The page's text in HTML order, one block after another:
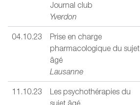
Journal club
Yverdon
04.10.23
Prise en charge
pharmacologique du sujet
âgé
Lausanne
11.10.23
Les psychothérapies du
sujet âgé